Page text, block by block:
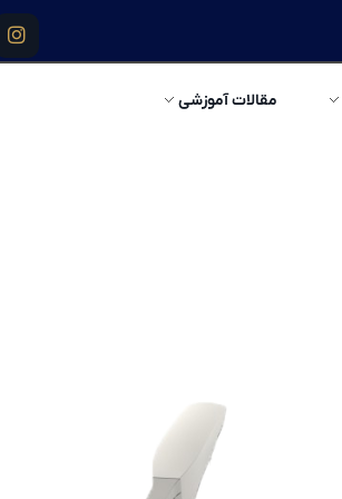
مقالات آموزشی